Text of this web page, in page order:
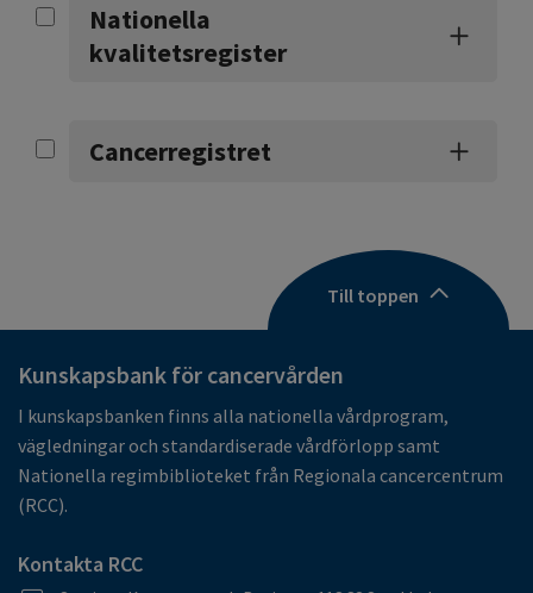
Nationella
kvalitetsregister
Cancerregistret
Till toppen
Kunskapsbank för cancervården
I kunskapsbanken finns alla nationella vårdprogram,
vägledningar och standardiserade vårdförlopp samt
Nationella regimbiblioteket från Regionala cancercentrum
(RCC).
Kontakta RCC